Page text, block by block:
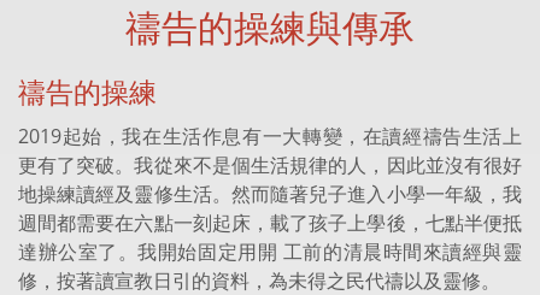
禱告的操練與傳承
禱告的操練
2019起始，我在生活作息有一大轉變，在讀經禱告生活上
更有了突破。我從來不是個生活規律的人，因此並沒有很好
地操練讀經及靈修生活。然而隨著兒子進入小學一年級，我
週間都需要在六點一刻起床，載了孩子上學後，七點半便抵
達辦公室了。我開始固定用開 工前的清晨時間來讀經與靈
修，按著讀宣教日引的資料，為未得之民代禱以及靈修。